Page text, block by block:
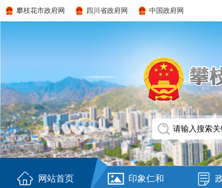
攀枝花市政府网 四川省政府网 中国政府网
网站首页 印象仁和